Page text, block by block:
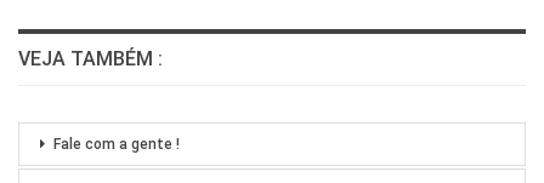
VEJA TAMBÉM :
Fale com a gente !